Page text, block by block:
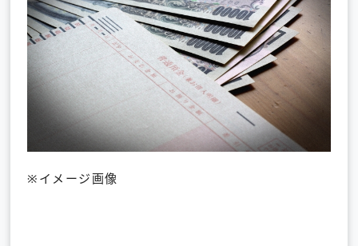
※イメージ画像